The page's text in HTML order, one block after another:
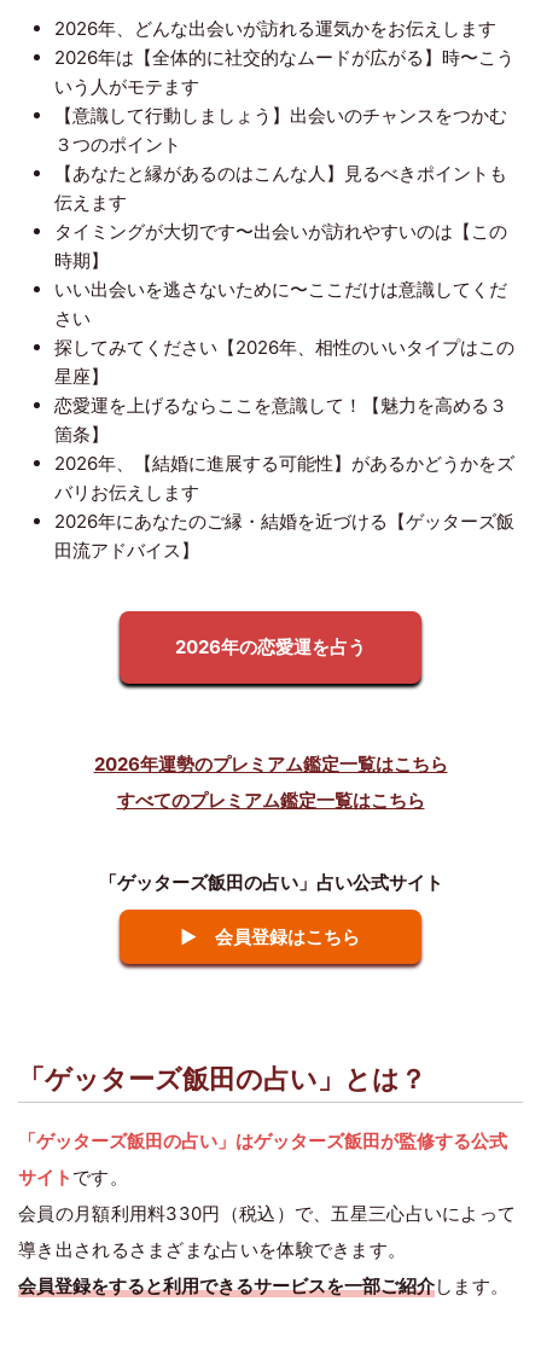
2026年、どんな出会いが訪れる運気かをお伝えします
2026年は【全体的に社交的なムードが広がる】時〜こう
いう人がモテます
【意識して行動しましょう】出会いのチャンスをつかむ
３つのポイント
【あなたと縁があるのはこんな人】見るべきポイントも
伝えます
タイミングが大切です〜出会いが訪れやすいのは【この
時期】
いい出会いを逃さないために〜ここだけは意識してくだ
さい
探してみてください【2026年、相性のいいタイプはこの
星座】
恋愛運を上げるならここを意識して！【魅力を高める３
箇条】
2026年、【結婚に進展する可能性】があるかどうかをズ
バリお伝えします
2026年にあなたのご縁・結婚を近づける【ゲッターズ飯
田流アドバイス】
2026年の恋愛運を占う
2026年運勢のプレミアム鑑定一覧はこちら
すべてのプレミアム鑑定一覧はこちら
「ゲッターズ飯田の占い」占い公式サイト
▶ 会員登録はこちら
「ゲッターズ飯田の占い」とは？
「ゲッターズ飯田の占い」はゲッターズ飯田が監修する公式
サイト です。
会員の月額利用料330円（税込）で、五星三心占いによって
導き出されるさまざまな占いを体験できます。
会員登録をすると利用できるサービスを一部ご紹介します。